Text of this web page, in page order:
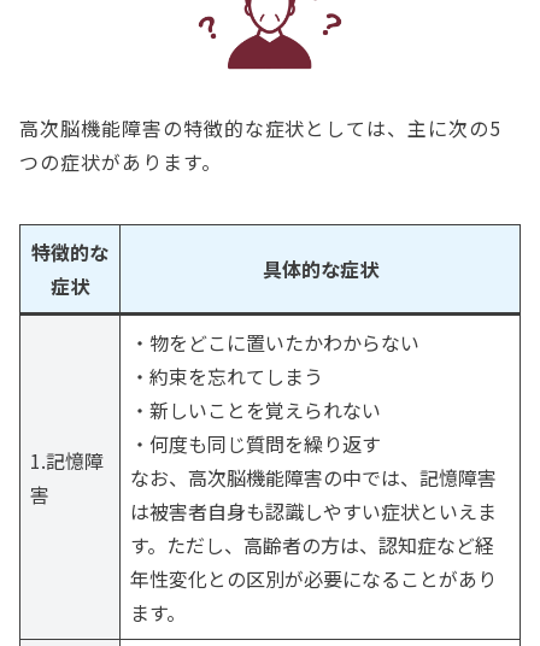
高次脳機能障害の特徴的な症状としては、主に次の5
つの症状があります。
特徴的な
症状
具体的な症状
1.記憶障
害
・物をどこに置いたかわからない
・約束を忘れてしまう
・新しいことを覚えられない
・何度も同じ質問を繰り返す
なお、高次脳機能障害の中では、記憶障害
は被害者自身も認識しやすい症状といえま
す。ただし、高齢者の方は、認知症など経
年性変化との区別が必要になることがあり
ます。